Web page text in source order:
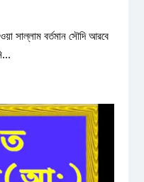
সাল্লাম বর্তমান সৌদি আরবে